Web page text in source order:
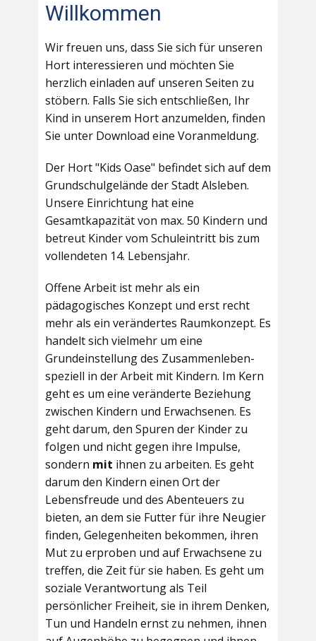
Willkommen
Wir freuen uns, dass Sie sich für unseren
Hort interessieren und möchten Sie
herzlich einladen auf unseren Seiten zu
stöbern. Falls Sie sich entschließen, Ihr
Kind in unserem Hort anzumelden, finden
Sie unter Download eine Voranmeldung.
Der Hort "Kids Oase" befindet sich auf dem
Grundschulgelände der Stadt Alsleben.
Unsere Einrichtung hat eine
Gesamtkapazität von max. 50 Kindern und
betreut Kinder vom Schuleintritt bis zum
vollendeten 14. Lebensjahr.
Offene Arbeit ist mehr als ein
pädagogisches Konzept und erst recht
mehr als ein verändertes Raumkonzept. Es
handelt sich vielmehr um eine
Grundeinstellung des Zusammenleben-
speziell in der Arbeit mit Kindern. Im Kern
geht es um eine veränderte Beziehung
zwischen Kindern und Erwachsenen. Es
geht darum, den Spuren der Kinder zu
folgen und nicht gegen ihre Impulse,
sondern mit ihnen zu arbeiten. Es geht
darum den Kindern einen Ort der
Lebensfreude und des Abenteuers zu
bieten, an dem sie Futter für ihre Neugier
finden, Gelegenheiten bekommen, ihren
Mut zu erproben und auf Erwachsene zu
treffen, die Zeit für sie haben. Es geht um
soziale Verantwortung als Teil
persönlicher Freiheit, sie in ihrem Denken,
Tun und Handeln ernst zu nehmen, ihnen